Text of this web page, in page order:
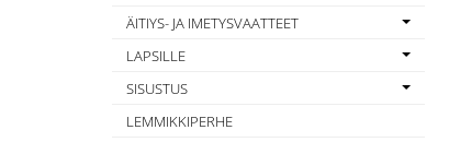
ÄITIYS- JA IMETYSVAATTEET
LAPSILLE
SISUSTUS
LEMMIKKIPERHE